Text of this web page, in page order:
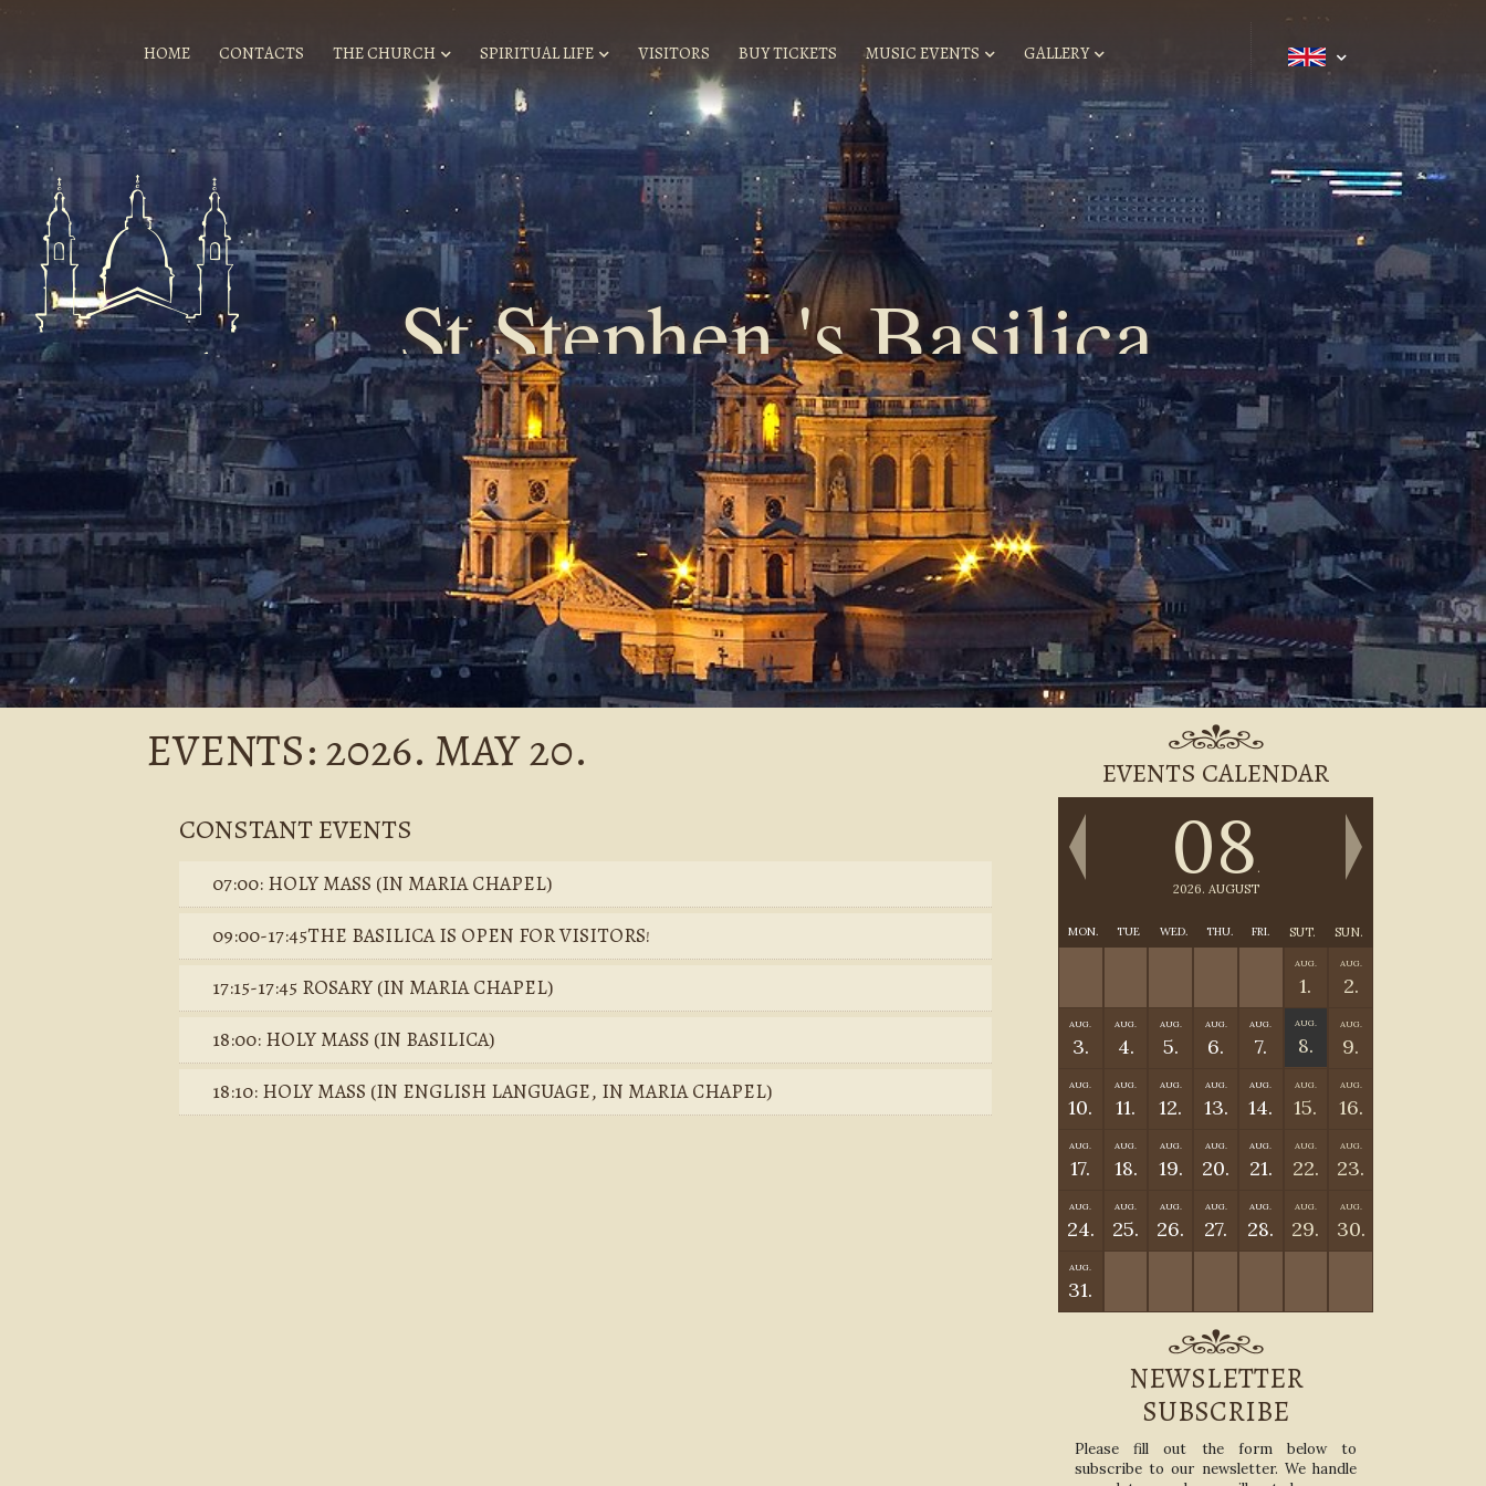
HOME CONTACTS THE CHURCH SPIRITUAL LIFE VISITORS BUY TICKETS MUSIC EVENTS GALLERY
St.Stephen 's Basilica
EVENTS: 2026. MAY 20.
CONSTANT EVENTS
07:00: HOLY MASS (IN MARIA CHAPEL)
09:00-17:45THE BASILICA IS OPEN FOR VISITORS!
17:15-17:45 ROSARY (IN MARIA CHAPEL)
18:00: HOLY MASS (IN BASILICA)
18:10: HOLY MASS (IN ENGLISH LANGUAGE, IN MARIA CHAPEL)
EVENTS CALENDAR
08 .
2026. AUGUST
MON. TUE WED. THU. FRI. SUT. SUN.
AUG.
1.
AUG.
2.
AUG.
3.
AUG.
4.
AUG.
5.
AUG.
6.
AUG.
7.
AUG.
8.
AUG.
9.
AUG.
10.
AUG.
11.
AUG.
12.
AUG.
13.
AUG.
14.
AUG.
15.
AUG.
16.
AUG.
17.
AUG.
18.
AUG.
19.
AUG.
20.
AUG.
21.
AUG.
22.
AUG.
23.
AUG.
24.
AUG.
25.
AUG.
26.
AUG.
27.
AUG.
28.
AUG.
29.
AUG.
30.
AUG.
31.
NEWSLETTER
SUBSCRIBE
Please fill out the form below to
subscribe to our newsletter. We handle